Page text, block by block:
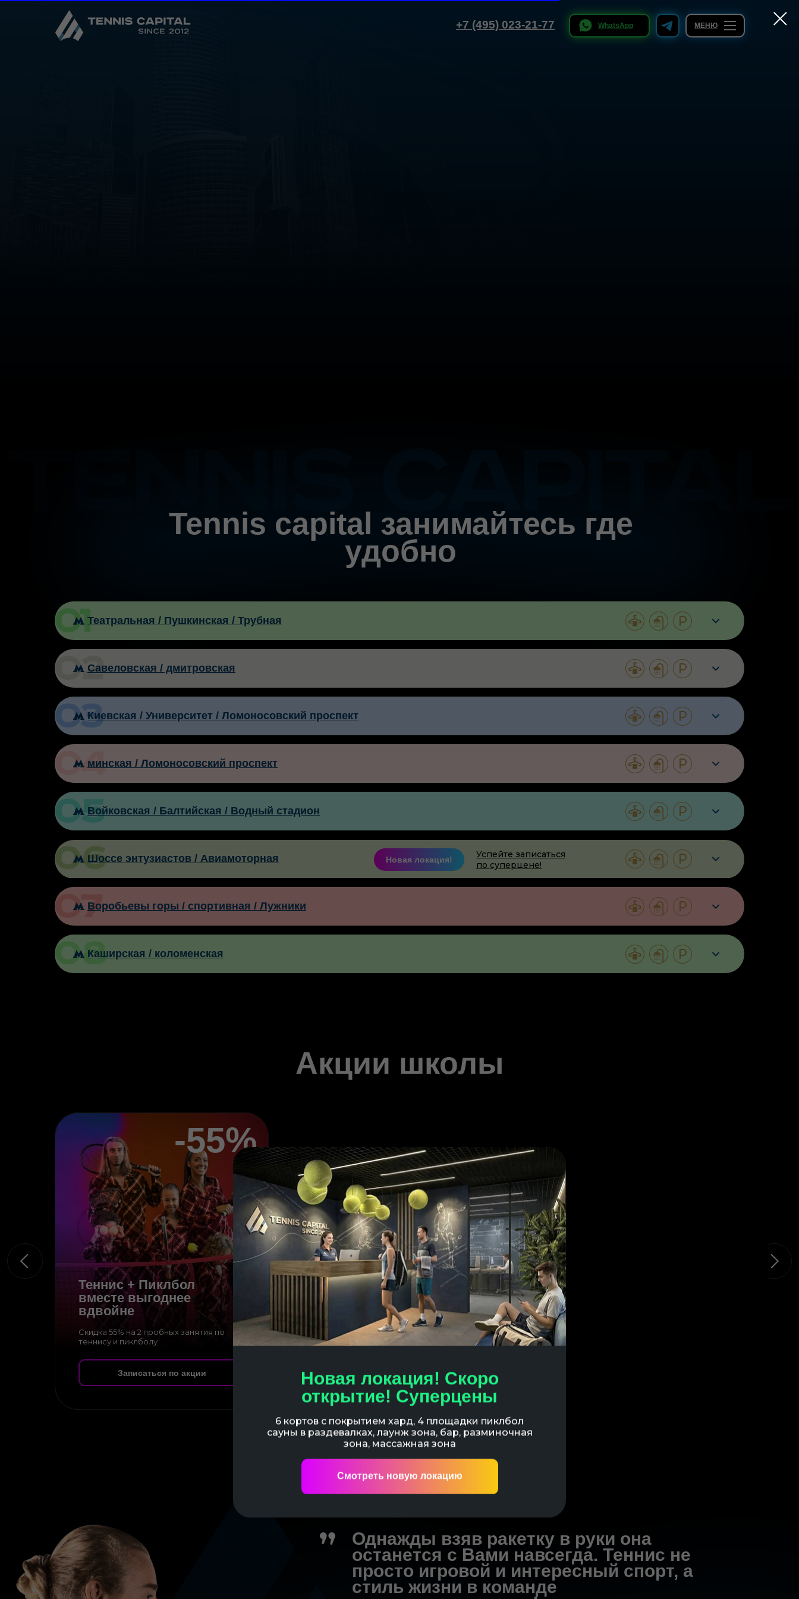
+7 (495) 023-21-77 WhatsApp МЕНЮ
+7 (495) 023-21-77
Новая локация! Скоро
открытие! Суперцены
6 кортов с покрытием хард, 4 площадки пиклбол
сауны в раздевалках, лаунж зона, бар, разминочная
зона, массажная зона
Смотреть новую локацию
Tennis capital занимайтесь где
удобно
Театральная / Пушкинская / Трубная
Савеловская / дмитровская
Киевская / Университет / Ломоносовский проспект
минская / Ломоносовский проспект
Войковская / Балтийская / Водный стадион
Шоссе энтузиастов / Авиамоторная Новая локация!
Успейте записаться
по суперцене!
Воробьевы горы / спортивная / Лужники
Каширская / коломенская
Акции школы
Записаться по акции
Скидка 55% на 2 пробных занятия по
теннису и пиклболу
Теннис + Пиклбол
вместе выгоднее
вдвойне
-55%
Лига
Однажды взяв ракетку в руки она
останется с Вами навсегда. Теннис не
просто игровой и интересный спорт, а
стиль жизни в команде